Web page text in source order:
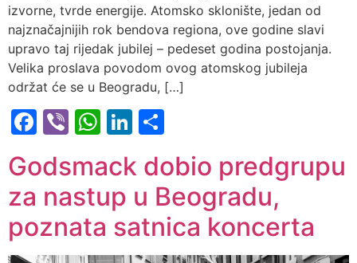
izvorne, tvrde energije. Atomsko sklonište, jedan od
najznačajnijih rok bendova regiona, ove godine slavi
upravo taj rijedak jubilej – pedeset godina postojanja.
Velika proslava povodom ovog atomskog jubileja
održat će se u Beogradu, […]
Facebook
ViberWhatsApp
LinkedIn
Godsmack dobio predgrupu
za nastup u Beogradu,
poznata satnica koncerta